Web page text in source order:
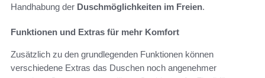
Handhabung der Duschmöglichkeiten im Freien.
Funktionen und Extras für mehr Komfort
Zusätzlich zu den grundlegenden Funktionen können
verschiedene Extras das Duschen noch angenehmer